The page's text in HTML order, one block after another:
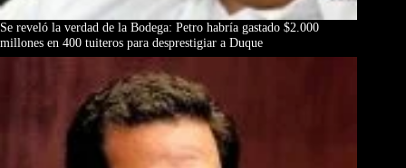
Se reveló la verdad de la Bodega: Petro habría gastado $2.000
millones en 400 tuiteros para desprestigiar a Duque